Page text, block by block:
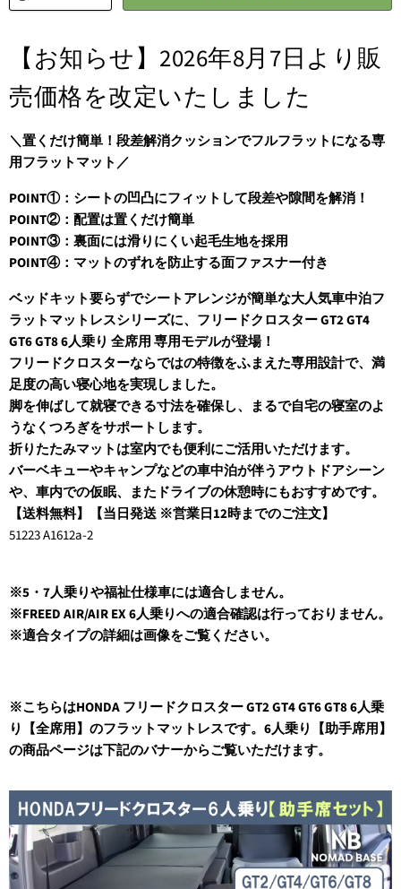
【お知らせ】2026年8月7日より販
売価格を改定いたしました
＼置くだけ簡単！段差解消クッションでフルフラットになる専
用フラットマット／
POINT①：シートの凹凸にフィットして段差や隙間を解消！
POINT②：配置は置くだけ簡単
POINT③：裏面には滑りにくい起毛生地を採用
POINT④：マットのずれを防止する面ファスナー付き
ベッドキット要らずでシートアレンジが簡単な大人気車中泊フ
ラットマットレスシリーズに、フリードクロスター GT2 GT4
GT6 GT8 6人乗り 全席用 専用モデルが登場！
フリードクロスターならではの特徴をふまえた専用設計で、満
足度の高い寝心地を実現しました。
脚を伸ばして就寝できる寸法を確保し、まるで自宅の寝室のよ
うなくつろぎをサポートします。
折りたたみマットは室内でも便利にご活用いただけます。
バーベキューやキャンプなどの車中泊が伴うアウトドアシーン
や、車内での仮眠、またドライブの休憩時にもおすすめです。
【送料無料】【当日発送 ※営業日12時までのご注文】
51223 A1612a-2
※5・7人乗りや福祉仕様車には適合しません。
※FREED AIR/AIR EX 6人乗りへの適合確認は行っておりません。
※適合タイプの詳細は画像をご覧ください。
※こちらはHONDA フリードクロスター GT2 GT4 GT6 GT8 6人乗
り【全席用】のフラットマットレスです。6人乗り【助手席用】
の商品ページは下記のバナーからご覧いただけます。